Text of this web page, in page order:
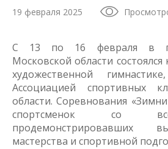
19 февраля 2025
С 13 по 16 февраля в
Московской области
художественной
Ассоциацией спортивных
области. Соревнования
спортсменок со
продемонстрировавших
мастерства и спортивной